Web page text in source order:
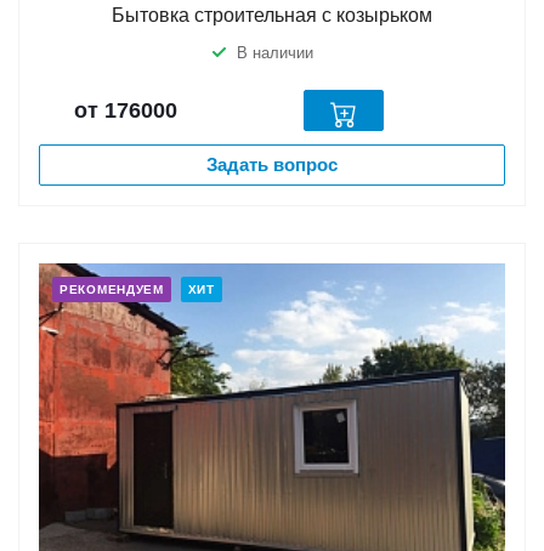
Бытовка строительная с козырьком
В наличии
от 176000
Задать вопрос
РЕКОМЕНДУЕМ ХИТ